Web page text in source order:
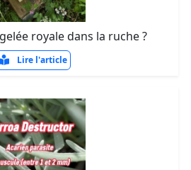
royale dans la ruche ?
Lire l'article